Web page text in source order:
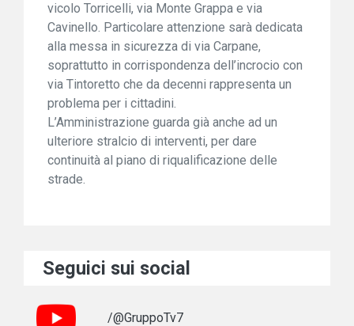
vicolo Torricelli, via Monte Grappa e via
Cavinello. Particolare attenzione sarà dedicata
alla messa in sicurezza di via Carpane,
soprattutto in corrispondenza dell’incrocio con
via Tintoretto che da decenni rappresenta un
problema per i cittadini.
L’Amministrazione guarda già anche ad un
ulteriore stralcio di interventi, per dare
continuità al piano di riqualificazione delle
strade.
Seguici sui social
/@GruppoTv7